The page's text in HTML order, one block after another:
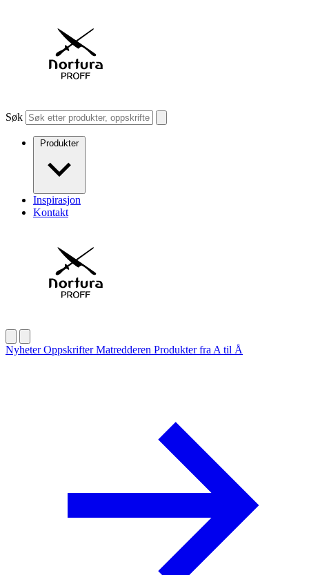
Søk
Produkter
Inspirasjon
Kontakt
NyheterOppskrifterMatredderen Produkter fra A til Å